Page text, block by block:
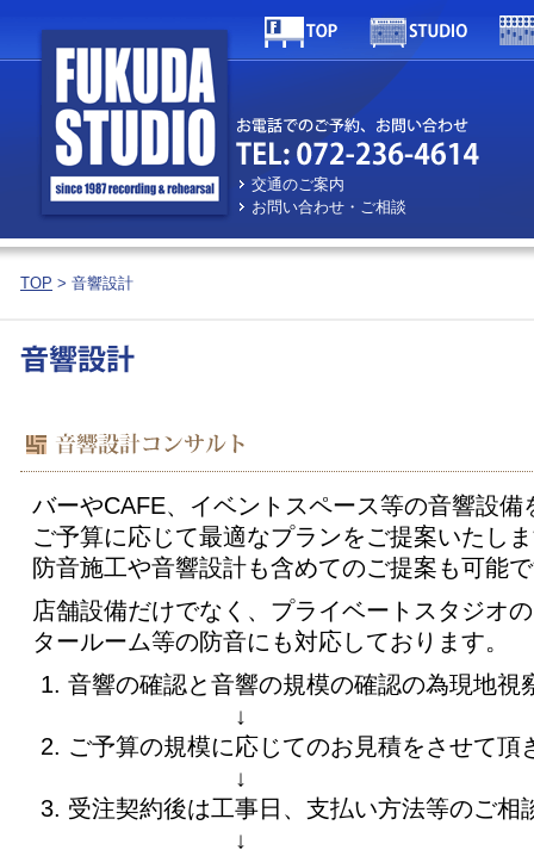
交通のご案内
お問い合わせ・ご相談
TOP > 音響設計
バーやCAFE、イベントスペース等の音響設備
ご予算に応じて最適なプランをご提案いたし
防音施工や音響設計も含めてのご提案も可能
店舗設備だけでなく、プライベートスタジオ
タールーム等の防音にも対応しております。
音響の確認と音響の規模の確認の為現地視
↓
ご予算の規模に応じてのお見積をさせて頂
↓
受注契約後は工事日、支払い方法等のご相
↓